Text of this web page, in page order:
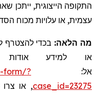
התקופה הייצוגית, ייתכן
עצמית, או עלויות מכוח
מה הלאה: בכדי להצטרף
או למידע אודות
אל: form/?
case_id=23275, או